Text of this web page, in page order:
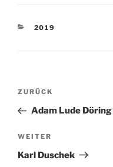
KATEGORIEN
2019
Vorheriger
Beitrag
ZURÜCK
Adam Lude Döring
Nächster
Beitrag
WEITER
Karl Duschek